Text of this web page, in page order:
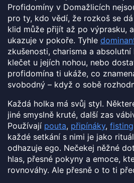
Profidomíny v Domažlicích
pro ty, kdo vědí, že rozkoš se
klid může přijít až po výprasku,
ukazuje v pokoře. Tyhle
zkušenosti, charisma a
klečet u jejích nohou, nebo
profidomína ti ukáže, co
svobodný – když o sobě
Každá holka má svůj styl.
jiné smyslně kruté, další zas
Používají pouta, připínáky, fisting
každé setkání s nimi je jako
odhazuje ego. Nečekej něžné
hlas, přesné pokyny a emoce,
rovnováhy. Ale přesně o to ti